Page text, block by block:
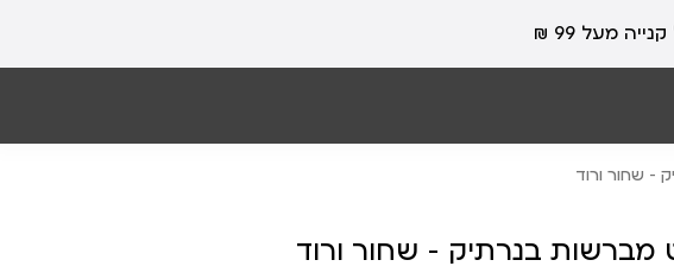
- שחור ורוד
מברשות בנרתיק - שחור ורוד